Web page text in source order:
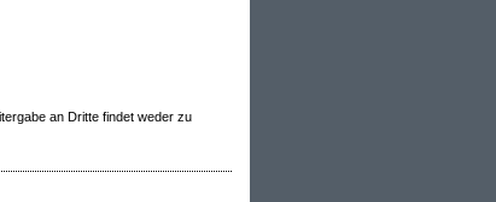
an Dritte findet weder zu